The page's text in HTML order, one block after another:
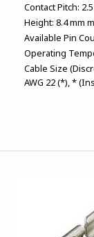
Contact Pitch:
Height: 8.4 mm
Available Pin
Operating
Cable Size
AWG 22 (*) *